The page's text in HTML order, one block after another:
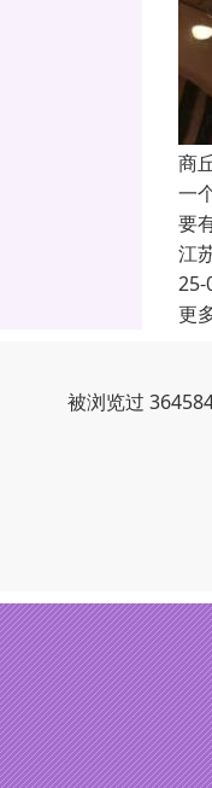
商
一
要
江
25-
更
被浏览过